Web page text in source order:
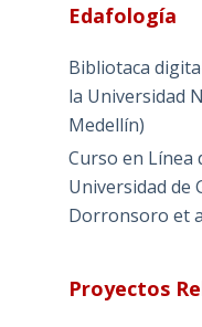
Edafología
Bibliotaca
la Universidad
Medellín)
Curso en Línea
Universidad de
Dorronsoro et
Proyectos